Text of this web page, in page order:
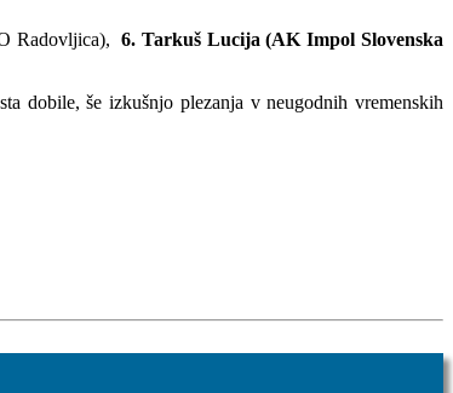
Radovljica),6. Tarkuš Lucija (AK Impol Slovenska
dobile, še izkušnjo plezanja v neugodnih vremenskih